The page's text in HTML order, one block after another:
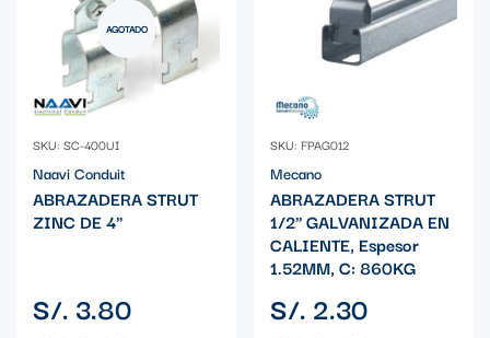
AGOTADO
SKU: SC-400UI
Naavi Conduit
ABRAZADERA STRUT
ZINC DE 4"
Precio
regular
S/. 3.80
SKU: FPAG012
Mecano
ABRAZADERA STRUT
1/2" GALVANIZADA EN
CALIENTE, Espesor
1.52MM, C: 860KG
Precio
regular
S/. 2.30